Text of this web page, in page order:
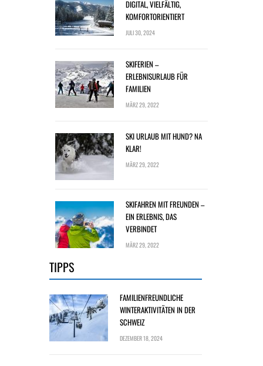
DIGITAL, VIELFÄLTIG,
KOMFORTORIENTIERT
JULI 30, 2024
SKIFERIEN –
ERLEBNISURLAUB FÜR
FAMILIEN
MÄRZ 29, 2022
SKI URLAUB MIT HUND? NA
KLAR!
MÄRZ 29, 2022
SKIFAHREN MIT FREUNDEN –
EIN ERLEBNIS, DAS
VERBINDET
MÄRZ 29, 2022
TIPPS
FAMILIENFREUNDLICHE
WINTERAKTIVITÄTEN IN DER
SCHWEIZ
DEZEMBER 18, 2024